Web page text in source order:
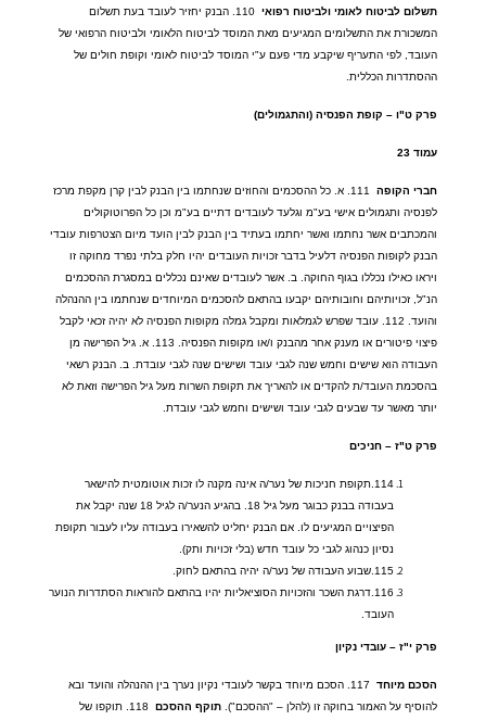
תשלום לביטוח לאומי ולביטוח רפואי 110.
הבנק יחזיר לעובד בעת תשלום
המשכורת את התשלומים המגיעים מאת המוסד לביטוח הלאומי ולביטוח הרפואי של
העובד לפי התעריף שיקבע מדי פעם ע"י המוסד לביטוח לאומי וקופת חולים של
ההסתדרות הכללית
פרק ט"ו – קופת הפנסיה (והתגמולים)
עמוד
חברי הקופה 111. א כל ההסכמים והחוזים שנחתמו בין הבנק לבין קרן מקפת מרכז
לפנסיה ותגמולים אישי בע"מ וגלעד לעובדים דתיים בע"מ וכן כל הפרוטוקולים
והמכתבים אשר נחתמו ואשר יחתמו בעתיד בין הבנק לבין הועד מיום הצטרפות עובדי
הבנק לקופות הפנסיה דלעיל בדבר זכויות העובדים יהיו חלק בלתי נפרד מחוקה זו
ויראו כאילו נכללו בגוף החוקה
ב אשר לעובדים שאינם נכללים במסגרת ההסכמים
הנ"ל זכויותיהם וחובותיהם יקבעו בהתאם להסכמים המיוחדים שנחתמו בין ההנהלה
והועד
עובד שפרש לגמלאות ומקבל גמלה מקופות הפנסיה לא יהיה זכאי לקבל
פיצוי פיטורים או מענק אחר מהבנק ו/או מקופות הפנסיה א גיל הפרישה מן
העבודה הוא שישים וחמש שנה לגבי עובד ושישים שנה לגבי עובדת
ב הבנק רשאי
בהסכמת העובד/ת להקדים או להאריך את תקופת השרות מעל גיל הפרישה וזאת לא
יותר מאשר עד שבעים לגבי עובד ושישים וחמש לגבי עובדת
פרק ט"ז – חניכים
114. תקופת חניכות של נער/ה אינה מקנה לו זכות אוטומטית להישאר
בעבודה בבנק כבוגר מעל גיל
בהגיע הנער/ה לגיל
שנה יקבל את
הפיצויים המגיעים לו אם הבנק יחליט להשאירו בעבודה עליו לעבור תקופת
נסיון כנהוג לגבי כל עובד חדש (בלי זכויות ותק).
115. שבוע העבודה של נער/ה יהיה בהתאם לחוק
116. דרגת השכר והזכויות הסוציאליות יהיו בהתאם להוראות הסתדרות הנוער
העובד
פרק י"ז – עובדי נקיון
הסכם מיוחד 117.
הסכם מיוחד בקשר לעובדי נקיון נערך בין ההנהלה והועד ובא
להוסיף על האמור בחוקה זו (להלן – "ההסכם"). תוקף ההסכם 118.
תוקפו של